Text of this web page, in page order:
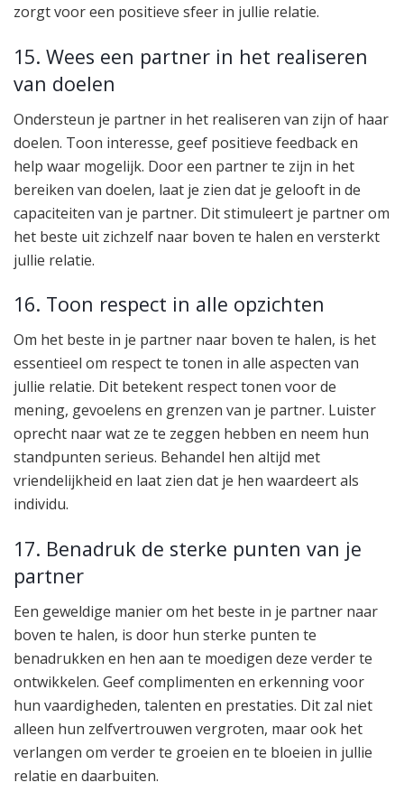
zorgt voor een positieve sfeer in jullie relatie.
15. Wees een partner in het realiseren
van doelen
Ondersteun je partner in het realiseren van zijn of haar
doelen. Toon interesse, geef positieve feedback en
help waar mogelijk. Door een partner te zijn in het
bereiken van doelen, laat je zien dat je gelooft in de
capaciteiten van je partner. Dit stimuleert je partner om
het beste uit zichzelf naar boven te halen en versterkt
jullie relatie.
16. Toon respect in alle opzichten
Om het beste in je partner naar boven te halen, is het
essentieel om respect te tonen in alle aspecten van
jullie relatie. Dit betekent respect tonen voor de
mening, gevoelens en grenzen van je partner. Luister
oprecht naar wat ze te zeggen hebben en neem hun
standpunten serieus. Behandel hen altijd met
vriendelijkheid en laat zien dat je hen waardeert als
individu.
17. Benadruk de sterke punten van je
partner
Een geweldige manier om het beste in je partner naar
boven te halen, is door hun sterke punten te
benadrukken en hen aan te moedigen deze verder te
ontwikkelen. Geef complimenten en erkenning voor
hun vaardigheden, talenten en prestaties. Dit zal niet
alleen hun zelfvertrouwen vergroten, maar ook het
verlangen om verder te groeien en te bloeien in jullie
relatie en daarbuiten.